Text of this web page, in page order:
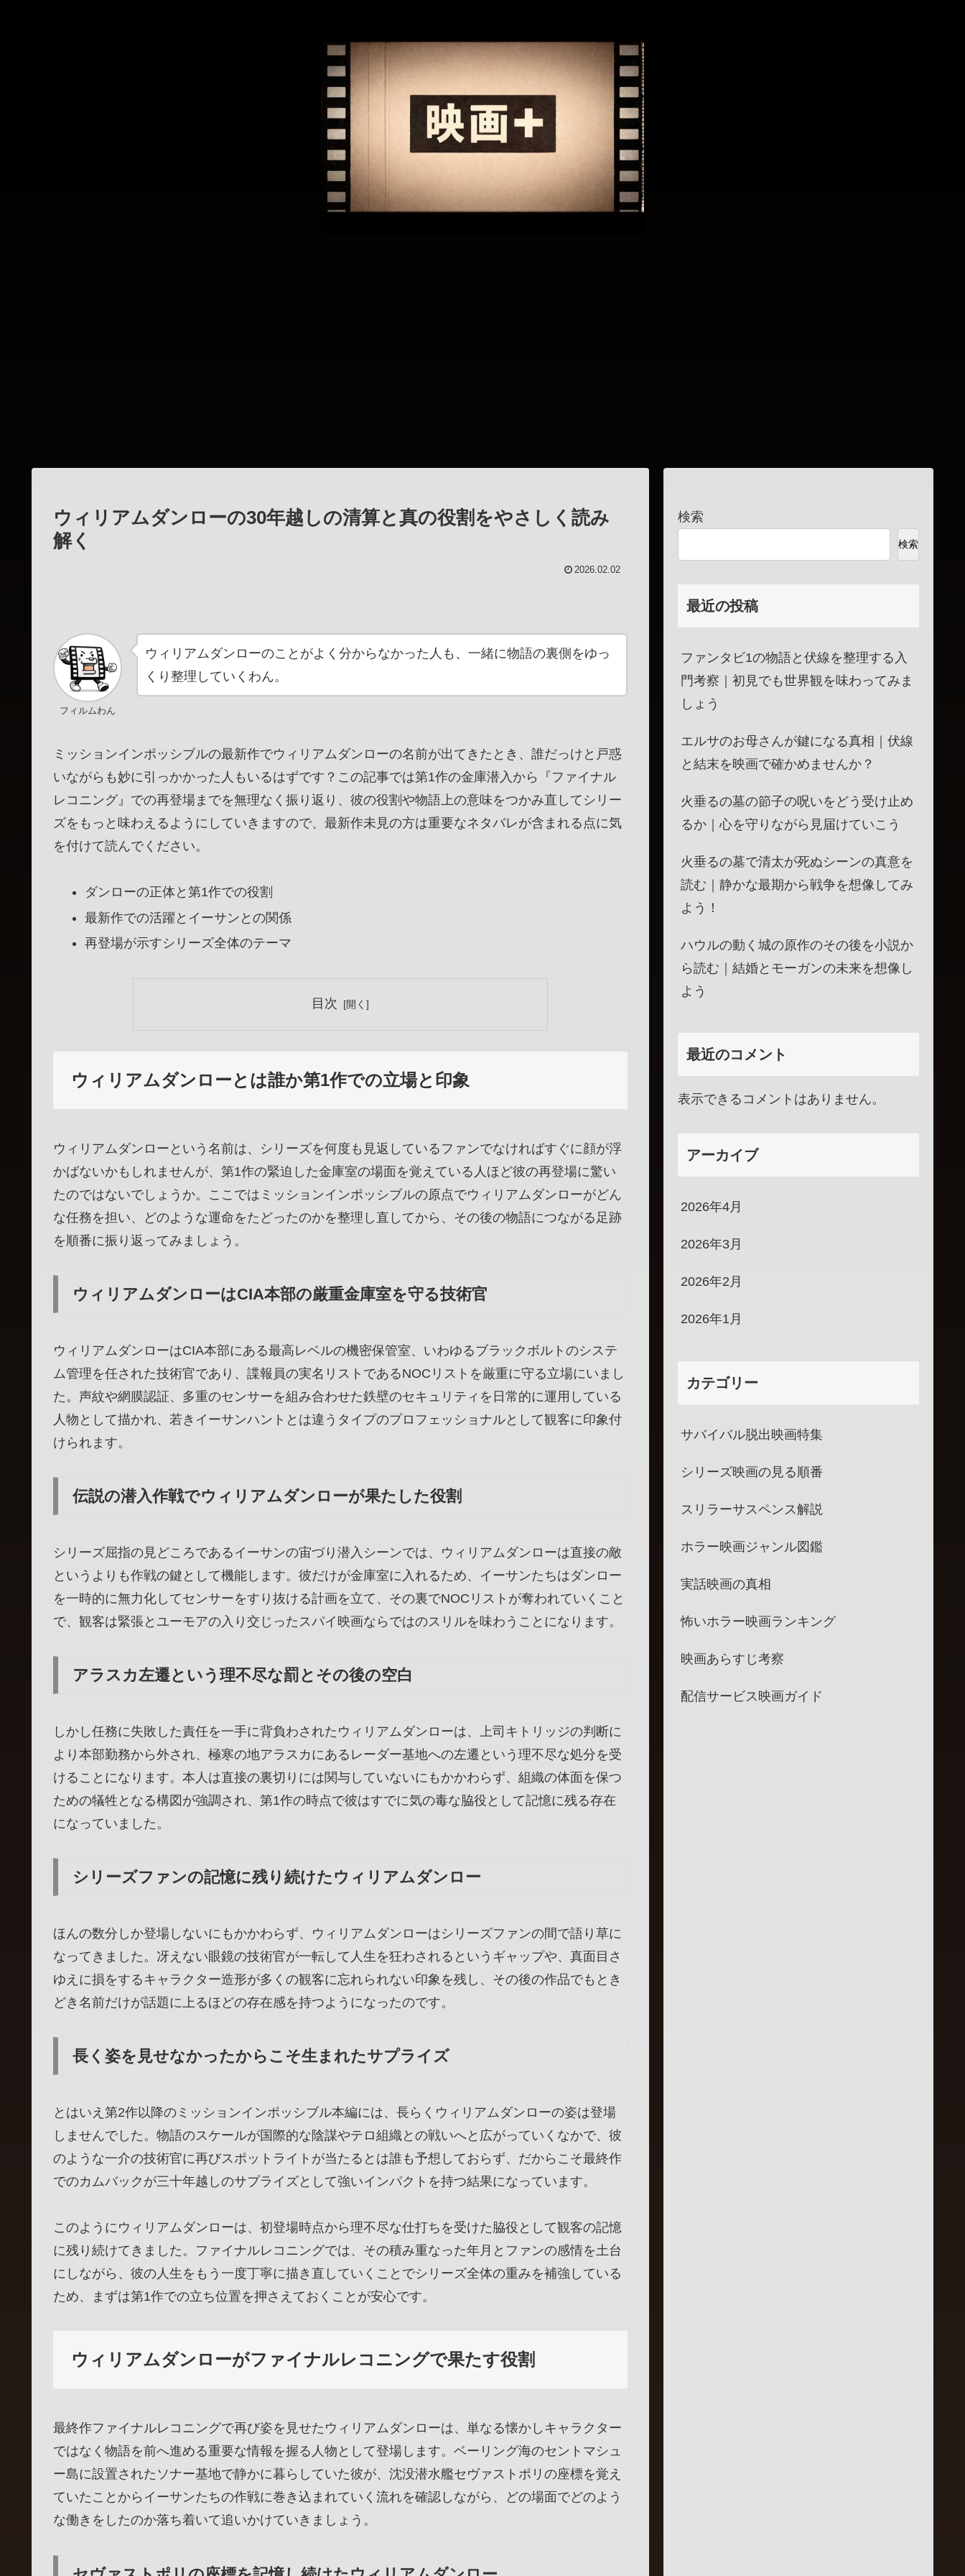
ウィリアムダンローの30年越しの清算と真の役割をやさしく読み
解く
2026.02.02
フィルムわん
ウィリアムダンローのことがよく分からなかった人も、一緒に物語の裏側をゆっ
くり整理していくわん。
ミッションインポッシブルの最新作でウィリアムダンローの名前が出てきたとき、誰だっけと戸惑
いながらも妙に引っかかった人もいるはずです？この記事では第1作の金庫潜入から『ファイナル
レコニング』での再登場までを無理なく振り返り、彼の役割や物語上の意味をつかみ直してシリー
ズをもっと味わえるようにしていきますので、最新作未見の方は重要なネタバレが含まれる点に気
を付けて読んでください。
ダンローの正体と第1作での役割
最新作での活躍とイーサンとの関係
再登場が示すシリーズ全体のテーマ
目次
ウィリアムダンローとは誰か第1作での立場と印象
ウィリアムダンローという名前は、シリーズを何度も見返しているファンでなければすぐに顔が浮
かばないかもしれませんが、第1作の緊迫した金庫室の場面を覚えている人ほど彼の再登場に驚い
たのではないでしょうか。ここではミッションインポッシブルの原点でウィリアムダンローがどん
な任務を担い、どのような運命をたどったのかを整理し直してから、その後の物語につながる足跡
を順番に振り返ってみましょう。
ウィリアムダンローはCIA本部の厳重金庫室を守る技術官
ウィリアムダンローはCIA本部にある最高レベルの機密保管室、いわゆるブラックボルトのシステ
ム管理を任された技術官であり、諜報員の実名リストであるNOCリストを厳重に守る立場にいまし
た。声紋や網膜認証、多重のセンサーを組み合わせた鉄壁のセキュリティを日常的に運用している
人物として描かれ、若きイーサンハントとは違うタイプのプロフェッショナルとして観客に印象付
けられます。
伝説の潜入作戦でウィリアムダンローが果たした役割
シリーズ屈指の見どころであるイーサンの宙づり潜入シーンでは、ウィリアムダンローは直接の敵
というよりも作戦の鍵として機能します。彼だけが金庫室に入れるため、イーサンたちはダンロー
を一時的に無力化してセンサーをすり抜ける計画を立て、その裏でNOCリストが奪われていくこと
で、観客は緊張とユーモアの入り交じったスパイ映画ならではのスリルを味わうことになります。
アラスカ左遷という理不尽な罰とその後の空白
しかし任務に失敗した責任を一手に背負わされたウィリアムダンローは、上司キトリッジの判断に
より本部勤務から外され、極寒の地アラスカにあるレーダー基地への左遷という理不尽な処分を受
けることになります。本人は直接の裏切りには関与していないにもかかわらず、組織の体面を保つ
ための犠牲となる構図が強調され、第1作の時点で彼はすでに気の毒な脇役として記憶に残る存在
になっていました。
シリーズファンの記憶に残り続けたウィリアムダンロー
ほんの数分しか登場しないにもかかわらず、ウィリアムダンローはシリーズファンの間で語り草に
なってきました。冴えない眼鏡の技術官が一転して人生を狂わされるというギャップや、真面目さ
ゆえに損をするキャラクター造形が多くの観客に忘れられない印象を残し、その後の作品でもとき
どき名前だけが話題に上るほどの存在感を持つようになったのです。
長く姿を見せなかったからこそ生まれたサプライズ
とはいえ第2作以降のミッションインポッシブル本編には、長らくウィリアムダンローの姿は登場
しませんでした。物語のスケールが国際的な陰謀やテロ組織との戦いへと広がっていくなかで、彼
のような一介の技術官に再びスポットライトが当たるとは誰も予想しておらず、だからこそ最終作
でのカムバックが三十年越しのサプライズとして強いインパクトを持つ結果になっています。
このようにウィリアムダンローは、初登場時点から理不尽な仕打ちを受けた脇役として観客の記憶
に残り続けてきました。ファイナルレコニングでは、その積み重なった年月とファンの感情を土台
にしながら、彼の人生をもう一度丁寧に描き直していくことでシリーズ全体の重みを補強している
ため、まずは第1作での立ち位置を押さえておくことが安心です。
ウィリアムダンローがファイナルレコニングで果たす役割
最終作ファイナルレコニングで再び姿を見せたウィリアムダンローは、単なる懐かしキャラクター
ではなく物語を前へ進める重要な情報を握る人物として登場します。ベーリング海のセントマシュ
ー島に設置されたソナー基地で静かに暮らしていた彼が、沈没潜水艦セヴァストポリの座標を覚え
ていたことからイーサンたちの作戦に巻き込まれていく流れを確認しながら、どの場面でどのよう
な働きをしたのか落ち着いて追いかけていきましょう。
検索
検索
最近の投稿
ファンタビ1の物語と伏線を整理する入
門考察｜初見でも世界観を味わってみま
しょう
エルサのお母さんが鍵になる真相｜伏線
と結末を映画で確かめませんか？
火垂るの墓の節子の呪いをどう受け止め
るか｜心を守りながら見届けていこう
火垂るの墓で清太が死ぬシーンの真意を
読む｜静かな最期から戦争を想像してみ
よう！
ハウルの動く城の原作のその後を小説か
ら読む｜結婚とモーガンの未来を想像し
よう
最近のコメント
表示できるコメントはありません。
アーカイブ
2026年4月
2026年3月
2026年2月
2026年1月
カテゴリー
サバイバル脱出映画特集
シリーズ映画の見る順番
スリラーサスペンス解説
ホラー映画ジャンル図鑑
実話映画の真相
怖いホラー映画ランキング
映画あらすじ考察
配信サービス映画ガイド